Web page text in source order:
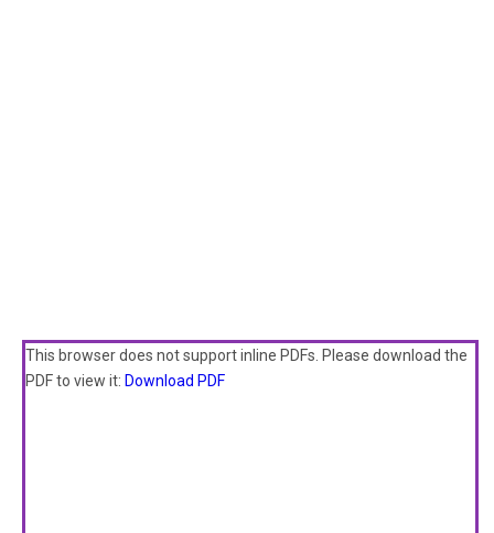
This browser does not support inline PDFs. Please download the
PDF to view it: Download PDF